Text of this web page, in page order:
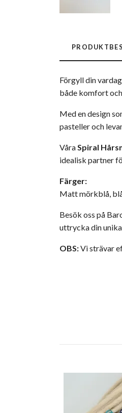
Förgyll din
både komfort
Med en design
pasteller och
VåraSpiral
idealisk partner
Färger:
Matt mörkblå,
Besök oss på
uttrycka din
OBS:Vi strävar